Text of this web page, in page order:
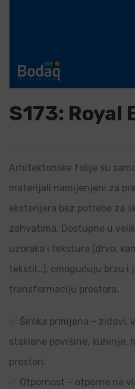
S173: Royal
Arhitektonske folije su
materijali namijenjeni za
eksterijera bez potrebe za
zahvatima. Dostupne u
uzoraka i tekstura (drvo,
tekstil…), omogućuju brzu i
transformaciju prostora.
✅ Široka primjena –
staklene površine, kuhinje,
prostori.
✅ Otpornost – otporne na